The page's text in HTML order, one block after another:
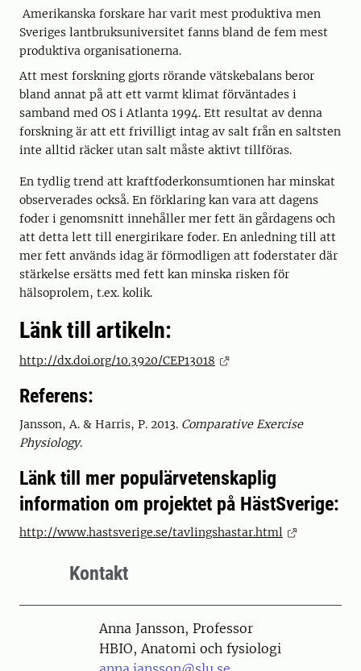
Amerikanska forskare har varit mest produktiva men
Sveriges lantbruksuniversitet fanns bland de fem mest
produktiva organisationerna.
Att mest forskning gjorts rörande vätskebalans beror
bland annat på att ett varmt klimat förväntades i
samband med OS i Atlanta 1994. Ett resultat av denna
forskning är att ett frivilligt intag av salt från en saltsten
inte alltid räcker utan salt måste aktivt tillföras.
En tydlig trend att kraftfoderkonsumtionen har minskat
observerades också. En förklaring kan vara att dagens
foder i genomsnitt innehåller mer fett än gårdagens och
att detta lett till energirikare foder. En anledning till att
mer fett används idag är förmodligen att foderstater där
stärkelse ersätts med fett kan minska risken för
hälsoprolem, t.ex. kolik.
Länk till artikeln:
http://dx.doi.org/10.3920/CEP13018
Referens:
Jansson, A. & Harris, P. 2013. Comparative Exercise
Physiology.
Länk till mer populärvetenskaplig
information om projektet på HästSverige:
http://www.hastsverige.se/tavlingshastar.html
Kontakt
PersonAnna Jansson, Professor
HBIO, Anatomi och fysiologi